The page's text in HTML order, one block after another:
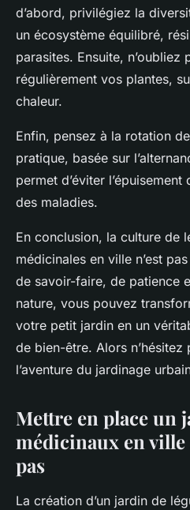
d’abord, privilégiez la
un écosystème équilibré,
parasites. Ensuite, n’oubliez
régulièrement vos plantes,
chaleur.
Enfin, pensez à la rotation
pratique, basée sur
permet d’éviter
des maladies.
En conclusion, la culture de
médicinales en ville n’est
de savoir-faire, de patience
nature, vous pouvez
votre petit jardin en un
de bien-être. Alors
l’aventure du jardinage
Mettre en place un
médicinaux en ville
pas
La création d’un jardin de